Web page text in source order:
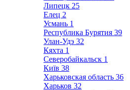
Липецк 25
Елец 2
Усмань 1
Республика Бурятия 39
Улан-Удэ 32
Кяхта 1
Северобайкальск 1
Київ 38
Харьковская область 36
Харьков 32